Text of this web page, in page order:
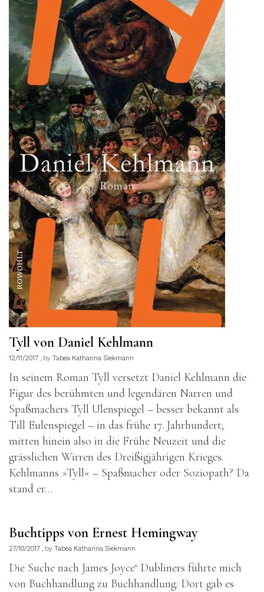
Tyll von Daniel Kehlmann
12/11/2017 by Tabea Katharina Siekmann
In seinem Roman Tyll versetzt Daniel Kehlmann die
Figur des berühmten und legendären Narren und
Spaßmachers Tyll Ulenspiegel – besser bekannt als
Till Eulenspiegel – in das frühe 17. Jahrhundert;
mitten hinein also in die Frühe Neuzeit und die
grässlichen Wirren des Dreißigjährigen Krieges.
Kehlmanns »Tyll« – Spaßmacher oder Soziopath? Da
stand er…
Buchtipps von Ernest Hemingway
27/10/2017 by Tabea Katharina Siekmann
Die Suche nach James Joyce‘ Dubliners führte mich
von Buchhandlung zu Buchhandlung. Dort gab es